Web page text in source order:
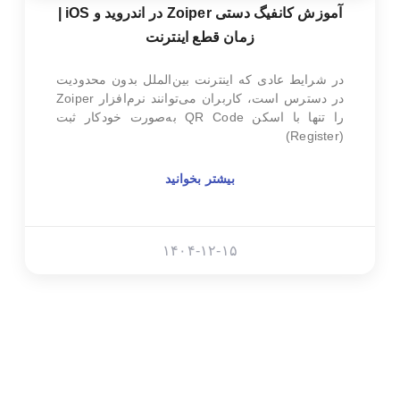
زمان قطع اینترنت
در شرایط عادی که اینترنت بین‌الملل بدون محدودیت
در دسترس است، کاربران می‌توانند نرم‌افزار Zoiper
را تنها با اسکن QR Code به‌صورت خودکار ثبت
(Register)
بیشتر بخوانید
۱۴۰۴-۱۲-۱۵